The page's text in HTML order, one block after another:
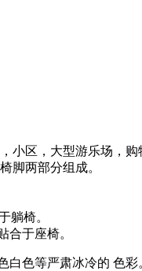
小区，大型游乐场，
脚两部分组成。
躺椅。
合于座椅。
色等严肃冰冷的 色彩